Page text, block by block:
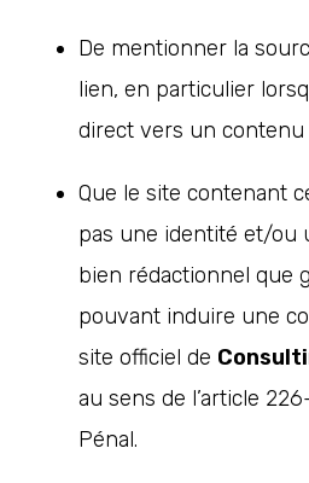
De mentionner la
lien, en particulier
direct vers un contenu
Que le site contenant
pas une identité et/ou
bien rédactionnel que
pouvant induire une
site officiel de
au sens de l’article
Pénal.